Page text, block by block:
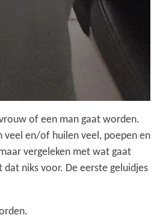
of een man gaat worden.
veel en/of huilen veel, poepen en
vergeleken met wat gaat
niks voor. De eerste geluidjes